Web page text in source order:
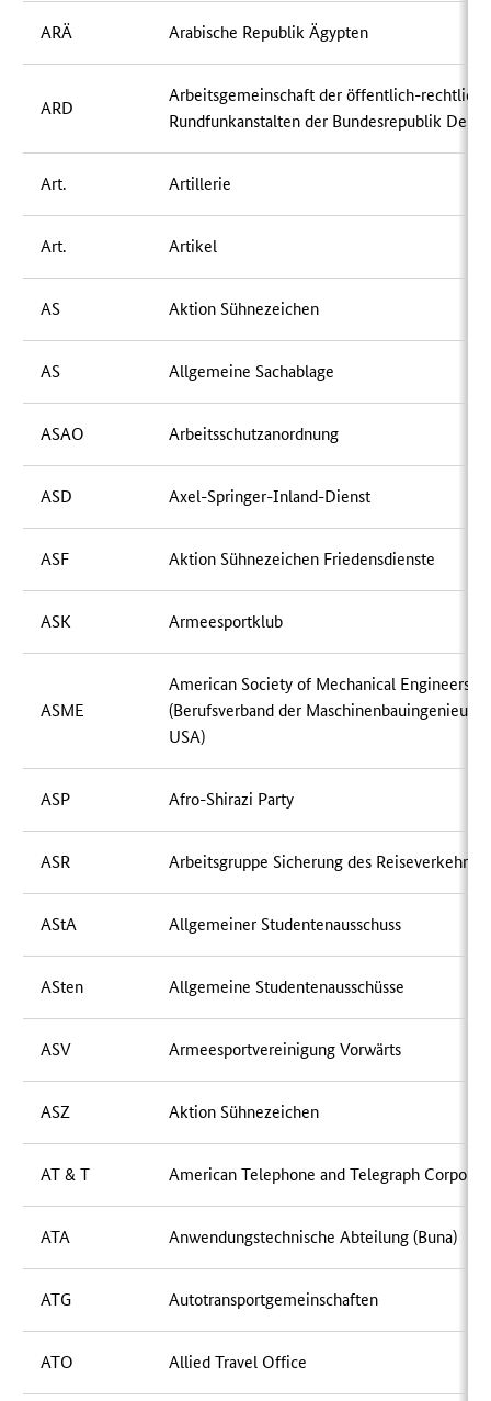
ARÄ Arabische Republik Ägypten
ARD
Arbeitsgemeinschaft der öffentlich-
Rundfunkanstalten der Bundesrepublik
Art. Artillerie
Art. Artikel
AS Aktion Sühnezeichen
AS Allgemeine Sachablage
ASAO Arbeitsschutzanordnung
ASD Axel-Springer-Inland-Dienst
ASF Aktion Sühnezeichen Friedensdienste
ASK Armeesportklub
ASME
American Society of Mechanical Engineers
(Berufsverband der Maschinenbauingenieure
USA)
ASP Afro-Shirazi Party
ASR Arbeitsgruppe Sicherung des Reiseverkehrs
AStA Allgemeiner Studentenausschuss
ASten Allgemeine Studentenausschüsse
ASV Armeesportvereinigung Vorwärts
ASZ Aktion Sühnezeichen
AT & T American Telephone and Telegraph
ATA Anwendungstechnische Abteilung (Buna)
ATG Autotransportgemeinschaften
ATO Allied Travel Office